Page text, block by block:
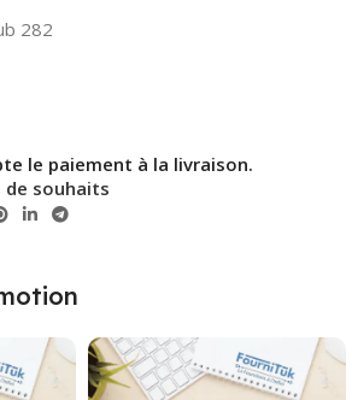
282
le paiement à la livraison.
souhaits